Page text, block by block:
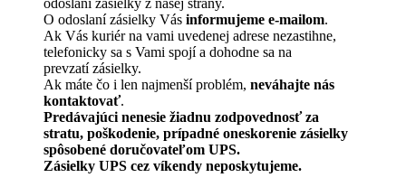
O odoslaní zásielky Vás informujeme e-mailom.
Ak Vás kuriér na vami uvedenej adrese nezastihne,
telefonicky sa s Vami spojí a dohodne sa na
prevzatí zásielky.
Ak máte čo i len najmenší problém, neváhajte nás
kontaktovať.
Predávajúci nenesie žiadnu zodpovednosť za
stratu, poškodenie, prípadné oneskorenie zásielky
spôsobené doručovateľom UPS.
Zásielky UPS cez víkendy neposkytujeme.